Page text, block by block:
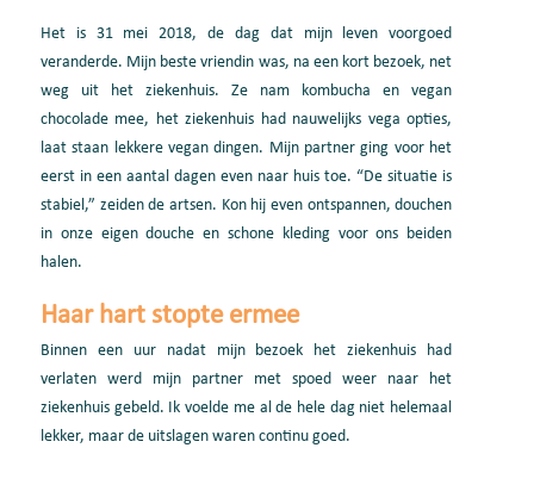
Het is 31 mei 2018, de dag dat mijn leven voorgoed
veranderde. Mijn beste vriendin was, na een kort bezoek, net
weg uit het ziekenhuis. Ze nam kombucha en vegan
chocolade mee, het ziekenhuis had nauwelijks vega opties,
laat staan lekkere vegan dingen. Mijn partner ging voor het
eerst in een aantal dagen even naar huis toe. “De situatie is
stabiel,” zeiden de artsen. Kon hij even ontspannen, douchen
in onze eigen douche en schone kleding voor ons beiden
halen.
Haar hart stopte ermee
Binnen een uur nadat mijn bezoek het ziekenhuis had
verlaten werd mijn partner met spoed weer naar het
ziekenhuis gebeld. Ik voelde me al de hele dag niet helemaal
lekker, maar de uitslagen waren continu goed.